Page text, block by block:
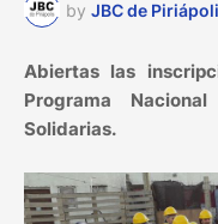
by JBC de
Abiertas las
Programa
Solidarias.